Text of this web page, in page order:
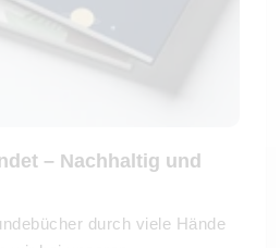
– Nachhaltig und
durch viele Hände